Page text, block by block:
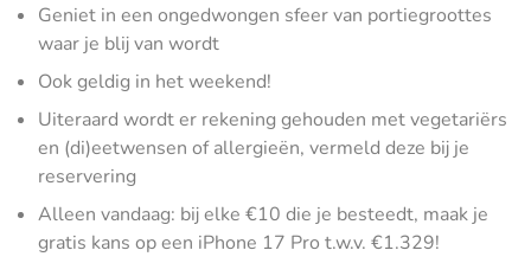
Geniet in een ongedwongen sfeer van portiegroottes
waar je blij van wordt
Ook geldig in het weekend!
Uiteraard wordt er rekening gehouden met vegetariërs
en (di)eetwensen of allergieën, vermeld deze bij je
reservering
Alleen vandaag: bij elke €10 die je besteedt, maak je
gratis kans op een iPhone 17 Pro t.w.v. €1.329!